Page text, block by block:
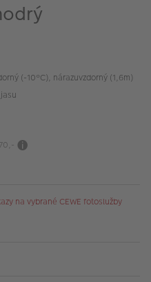
(-10°C), nárazuvzdorný (1,6m)
na vybrané CEWE fotoslužby